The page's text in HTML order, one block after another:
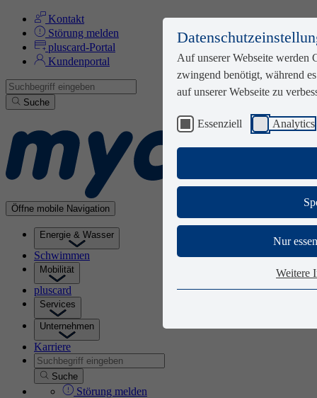
Auf unserer Webseite werden
zwingend benötigt, während
auf unserer Webseite zu
Essenziell Analytics
Nur
Weitere
Zum Seiteninhalt
Kontakt
Störung melden
pluscard-Portal
Kundenportal
Suche
Öffne mobile Navigation
Energie & Wasser
Schwimmen
Mobilität
pluscard
Services
Unternehmen
Karriere
Suche
Störung melden